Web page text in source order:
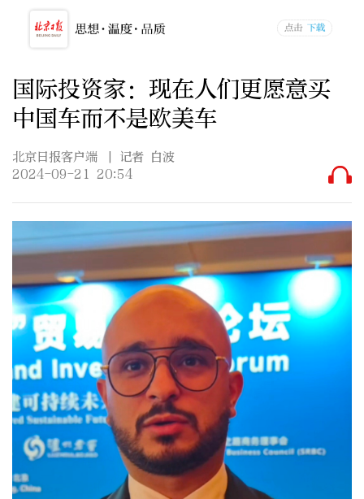
国际投资家：现在人们更愿意买
中国车而不是欧美车
北京日报客户端
| 记者 白波
2024-09-21 20:54